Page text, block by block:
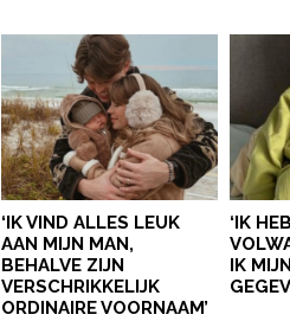
‘IK VIND ALLES LEUK
AAN MIJN MAN,
BEHALVE ZIJN
VERSCHRIKKELIJK
ORDINAIRE VOORNAAM’
‘IK
IK